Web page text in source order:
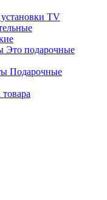
TV
Это подарочные
Подарочные